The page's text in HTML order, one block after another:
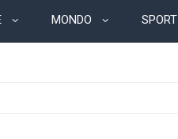
MONDO SPORT